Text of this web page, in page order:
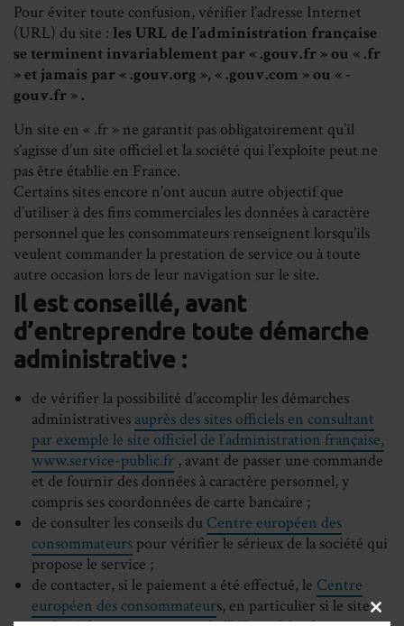
Pour éviter toute confusion, vérifier l’adresse Internet
(URL) du site : les URL de l’administration française
se terminent invariablement par « .gouv.fr » ou « .fr
» et jamais par « .gouv.org », « .gouv.com » ou « -
gouv.fr » .
Un site en « .fr » ne garantit pas obligatoirement qu’il
s’agisse d’un site officiel et la société qui l’exploite peut ne
pas être établie en France.
Certains sites encore n’ont aucun autre objectif que
d’utiliser à des fins commerciales les données à caractère
personnel que les consommateurs renseignent lorsqu’ils
veulent commander la prestation de service ou à toute
autre occasion lors de leur navigation sur le site.
Il est conseillé, avant
d’entreprendre toute démarche
administrative :
de vérifier la possibilité d’accomplir les démarches
administratives auprès des sites officiels en consultant
par exemple le site officiel de l’administration française,
www.service-public.fr , avant de passer une commande
et de fournir des données à caractère personnel, y
compris ses coordonnées de carte bancaire ;
de consulter les conseils du Centre européen des
consommateurs pour vérifier le sérieux de la société qui
propose le service ;
de contacter, si le paiement a été effectué, le Centre
européen des consommateurs, en particulier si le site